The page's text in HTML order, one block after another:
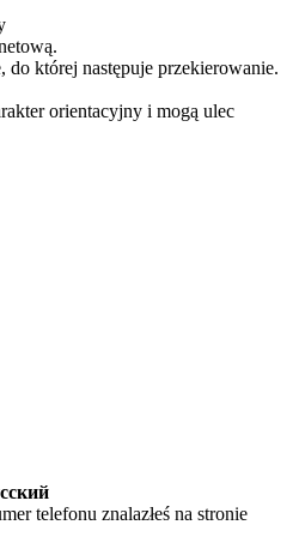
której następuje przekierowanie.
orientacyjny i mogą ulec
telefonu znalazłeś na stronie